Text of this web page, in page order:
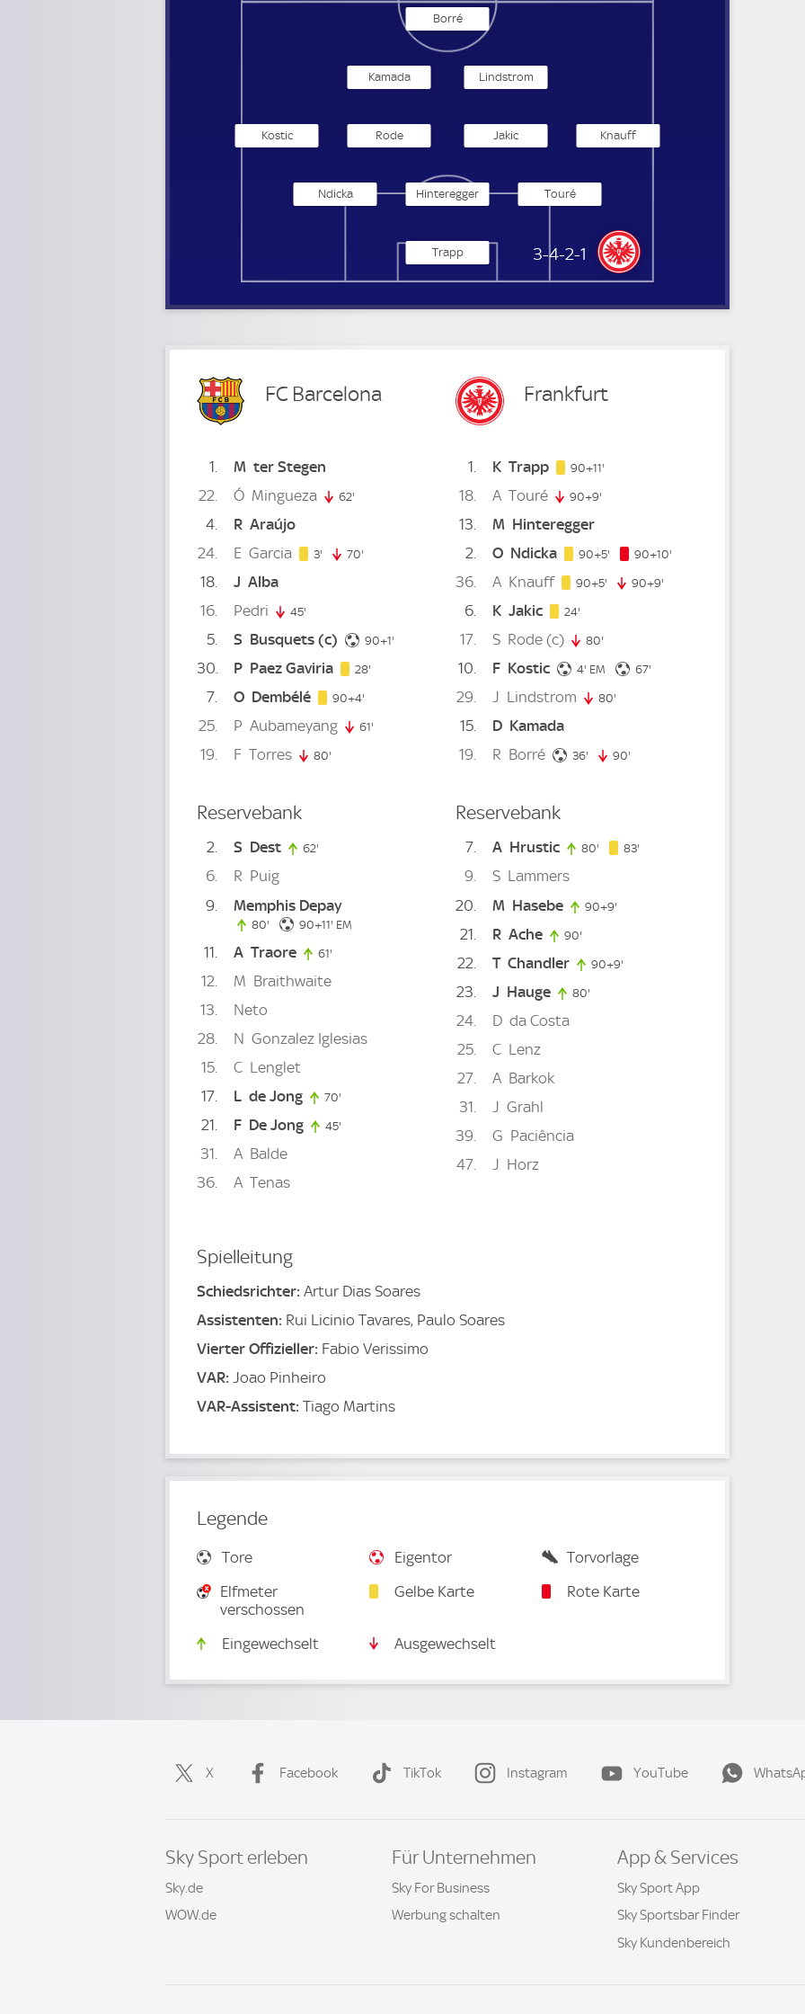
Eintracht Frankfurt
3-4-2-1
Trapp
Touré
Hinteregger
Ndicka
Knauff
Jakic
Rode
Kostic
Lindstrom
Kamada
Borré
FC Barcelona
1 M ter Stegen
22
Ó Mingueza 62'
4 R Araújo
24
E Garcia 3' 3. minute
70'
18 J Alba
16
Pedri 45'
5 S Busquets(c) 90+1'
30 P Paez Gaviria 28'
7 O Dembélé 90+4'
25 P Aubameyang 61'
19 F Torres 80'
Reservebank
2 S Dest 62'
6 R Puig
9
Memphis Depay
80' 80. minute
90+11' 101. minute
EM
11 A Traore 61'
12 M Braithwaite
13
Neto
28
N Gonzalez Iglesias
15
C Lenglet
17
L de Jong 70'
21 F De Jong 45'
31 A Balde
36
A Tenas
Frankfurt
1 K Trapp 90+11'
18 A Touré 90+9'
13 M Hinteregger
2
O Ndicka 90+5' 95. minute
90+10'
36 A Knauff 90+5' 95. minute
90+9'
6 K Jakic 24'
17 S Rode(c) 80'
10 F Kostic 4' 4. minute
EM 67'
29 J Lindstrom 80'
15 D Kamada
19
R Borré 36' 36. minute
90'
Reservebank
7 A Hrustic 80' 80. minute
83'
9 S Lammers
20
M Hasebe 90+9'
21 R Ache 90'
22 T Chandler 90+9'
23 J Hauge 80'
24 D da Costa
25
C Lenz
27
A Barkok
31
J Grahl
39
G Paciência
47
J Horz
Spielleitung
Schiedsrichter: Artur Dias Soares
Assistenten: Rui Licinio Tavares, Paulo Soares
Vierter Offizieller: Fabio Verissimo
VAR: Joao Pinheiro
VAR-Assistent: Tiago Martins
Legende
Tore Eigentor
Torvorlage
Elfmeter
verschossen
Gelbe Karte Rote Karte
Eingewechselt Ausgewechselt
X Facebook TikTok Instagram YouTube
Sky Sport erleben
Sky.de
WOW.de
Für Unternehmen
Sky For Business
Werbung schalten
App & Services
Sky Sport App
Sky Sportsbar Finder
Sky Kundenbereich